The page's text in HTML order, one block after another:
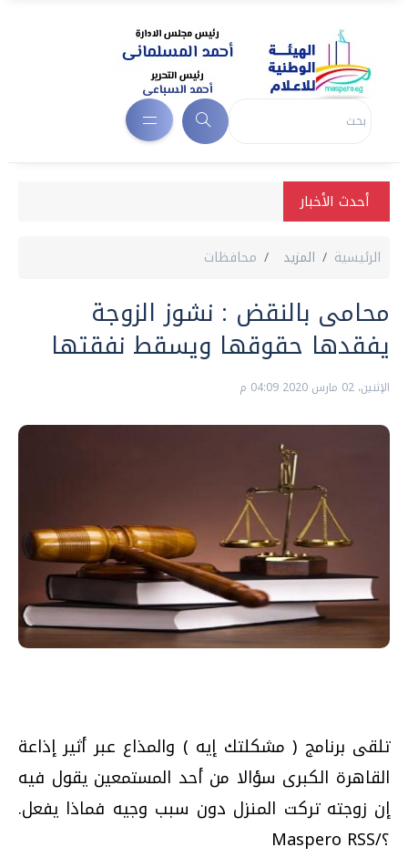
أحدث الأخبار
الرئيسية المزيد محافظات
محامى بالنقض : نشوز الزوجة
يفقدها حقوقها ويسقط نفقتها
الإثنين، 02 مارس 2020 04:09 م
تلقى برنامج ( مشكلتك إيه ) والمذاع عبر أثير إذاعة
القاهرة الكبرى سؤالا من أحد المستمعين يقول فيه
إن زوجته تركت المنزل دون سبب وجيه فماذا يفعل.
؟/Maspero RSS